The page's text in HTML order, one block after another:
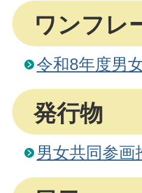
ワンフレ
令和8年度男
発行物
男女共同参